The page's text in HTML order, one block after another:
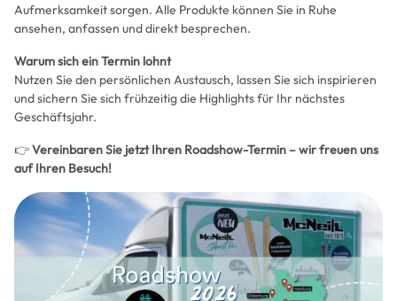
Aufmerksamkeit sorgen. Alle Produkte können Sie in Ruhe
ansehen, anfassen und direkt besprechen.
Warum sich ein Termin lohnt
Nutzen Sie den persönlichen Austausch, lassen Sie sich inspirieren
und sichern Sie sich frühzeitig die Highlights für Ihr nächstes
Geschäftsjahr.
👉Vereinbaren Sie jetzt Ihren Roadshow-Termin – wir freuen uns
auf Ihren Besuch!